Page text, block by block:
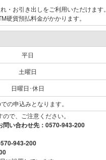
・お引き出しをご利用いただけます。
硬貨預払料金がかかります。
平日
土曜日
日曜日･休日
の申込みとなります。
で、ご注意ください。
問い合わせ先：0570-943-200
943-200